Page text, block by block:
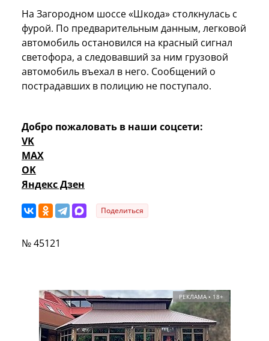
На Загородном шоссе «Шкода» столкнулась с
фурой. По предварительным данным, легковой
автомобиль остановился на красный сигнал
светофора, а следовавший за ним грузовой
автомобиль въехал в него. Сообщений о
пострадавших в полицию не поступало.
Добро пожаловать в наши соцсети:
VK
MAX
OK
Яндекс Дзен
Поделиться
№ 45121
РЕКЛАМА • 18+